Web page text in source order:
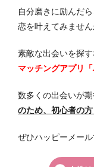
自分磨きに励んだ
恋を叶えてみません
素敵な出会いを探す
マッチングアプリ「
数多くの出会いが期
のため、初心者の
ぜひハッピーメー